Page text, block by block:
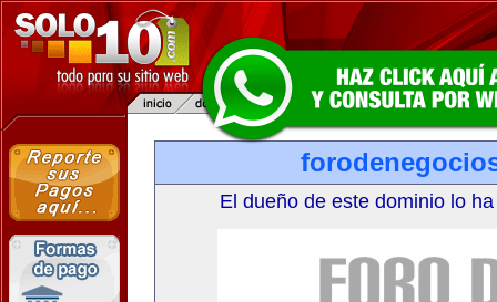
El dueño de este dominio lo